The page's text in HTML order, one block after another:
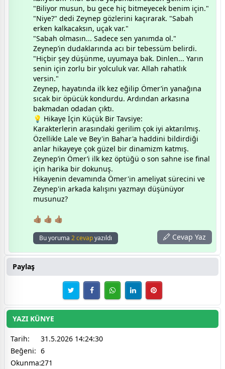
​"Biliyor musun, bu gece hiç bitmeyecek benim için."
​"Niye?" dedi Zeynep gözlerini kaçırarak. "Sabah
erken kalkacaksın, uçak var."
​"Sabah olmasın... Sadece sen yanımda ol."
​Zeynep’in dudaklarında acı bir tebessüm belirdi.
"Hiçbir şey düşünme, uyumaya bak. Dinlen... Yarın
senin için zorlu bir yolculuk var. Allah rahatlık
versin."
​Zeynep, hayatında ilk kez eğilip Ömer’in yanağına
sıcak bir öpücük kondurdu. Ardından arkasına
bakmadan odadan çıktı.
​💡 Hikaye İçin Küçük Bir Tavsiye:
​Karakterlerin arasındaki gerilim çok iyi aktarılmış.
Özellikle Lale ve Bey'in Bahar'a haddini bildirdiği
anlar hikayeye çok güzel bir dinamizm katmış.
Zeynep’in Ömer’i ilk kez öptüğü o son sahne ise final
için harika bir dokunuş.
Hikayenin devamında Ömer'in ameliyat sürecini ve
Zeynep'in arkada kalışını yazmayı düşünüyor
musunuz?
👍🏽 👍🏽 👍🏽
Bu yoruma 2 cevapyazıldı Cevap Yaz
Paylaş
YAZI KÜNYE
Tarih:
31.5.2026 14:24:30
Beğeni: 6
Okunma:271